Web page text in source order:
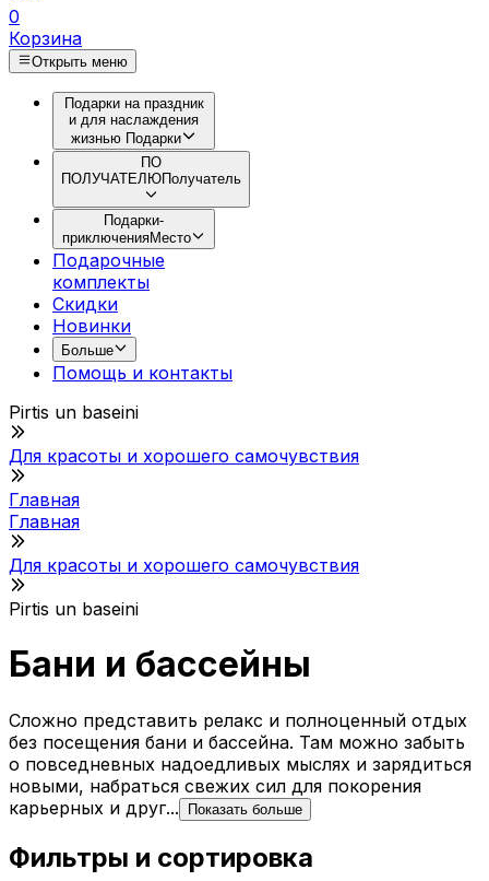
0
Корзина
Открыть меню
Подарки на праздник
и для наслаждения
жизнью Подарки
ПО
ПОЛУЧАТЕЛЮПолучатель
Подарки-
приключенияМесто
Подарочные
комплекты
Скидки
Новинки
Больше
Помощь и контакты
Pirtis un baseini
Для красоты и хорошего самочувствия
Главная
Главная
Для красоты и хорошего самочувствия
Pirtis un baseini
Бани и бассейны
Сложно представить релакс и полноценный отдых
без посещения бани и бассейна. Там можно забыть
о повседневных надоедливых мыслях и зарядиться
новыми, набраться свежих сил для покорения
карьерных и друг...
Показать больше
Фильтры и сортировка